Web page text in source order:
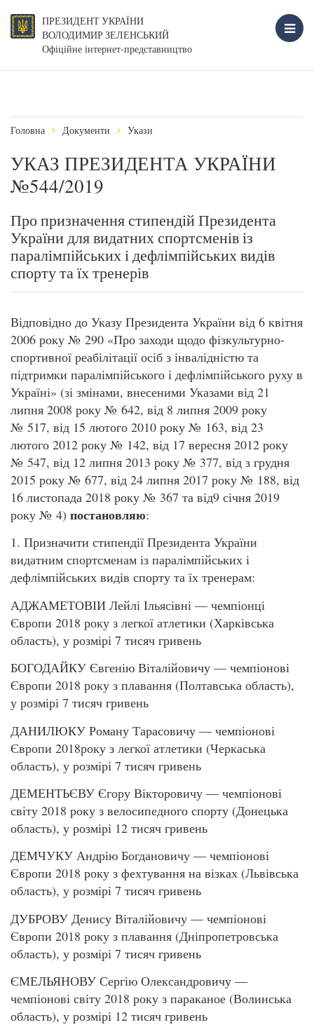
ПРЕЗИДЕНТ УКРАЇНИ
ВОЛОДИМИР ЗЕЛЕНСЬКИЙ
Офіційне інтернет-представництво
Головна Документи Укази
УКАЗ ПРЕЗИДЕНТА УКРАЇНИ
№544/2019
Про призначення стипендій Президента
України для видатних спортсменів із
паралімпійських і дефлімпійських видів
спорту та їх тренерів
Відповідно до Указу Президента України від 6 квітня
2006 року № 290 «Про заходи щодо фізкультурно-
спортивної реабілітації осіб з інвалідністю та
підтримки паралімпійського і дефлімпійського руху в
Україні» (зі змінами, внесеними Указами від 21
липня 2008 року № 642, від 8 липня 2009 року
№ 517, від 15 лютого 2010 року № 163, від 23
лютого 2012 року № 142, від 17 вересня 2012 року
№ 547, від 12 липня 2013 року № 377, від з грудня
2015 року № 677, від 24 липня 2017 року № 188, від
16 листопада 2018 року № 367 та від9 січня 2019
року № 4) постановляю:
1. Призначити стипендії Президента України
видатним спортсменам із паралімпійських і
дефлімпійських видів спорту та їх тренерам:
АДЖАМЕТОВІИ Лейлі Ільясівні — чемпіонці
Європи 2018 року з легкої атлетики (Харківська
область), у розмірі 7 тисяч гривень
БОГОДАЙКУ Євгенію Віталійовичу — чемпіонові
Європи 2018 року з плавання (Полтавська область),
у розмірі 7 тисяч гривень
ДАНИЛЮКУ Роману Тарасовичу — чемпіонові
Європи 2018року з легкої атлетики (Черкаська
область), у розмірі 7 тисяч гривень
ДЕМЕНТЬЄВУ Єгору Вікторовичу — чемпіонові
світу 2018 року з велосипедного спорту (Донецька
область), у розмірі 12 тисяч гривень
ДЕМЧУКУ Андрію Богдановичу — чемпіонові
Європи 2018 року з фехтування на візках (Львівська
область), у розмірі 7 тисяч гривень
ДУБРОВУ Денису Віталійовичу — чемпіонові
Європи 2018 року з плавання (Дніпропетровська
область), у розмірі 7 тисяч гривень
ЄМЕЛЬЯНОВУ Сергію Олександровичу —
чемпіонові світу 2018 року з параканое (Волинська
область), у розмірі 12 тисяч гривень